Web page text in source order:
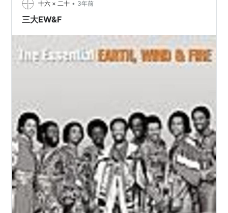
十六 × 二十 • 3年前
三大EW&F